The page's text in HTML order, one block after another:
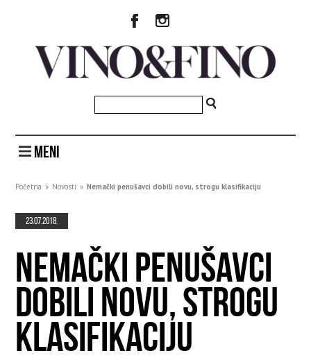
MENI
Početna » Novosti » Nemački penušavci dobili novu, strogu klasifikaciju
23.07.2018.
NEMAČKI PENUŠAVCI
DOBILI NOVU, STROGU
KLASIFIKACIJU